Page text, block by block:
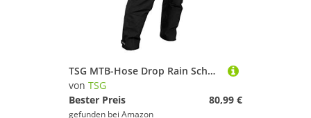
TSG MTB-Hose Drop Rain Schwarz Gr. L
von TSG
Bester Preis
80,99 €
gefunden bei Amazon